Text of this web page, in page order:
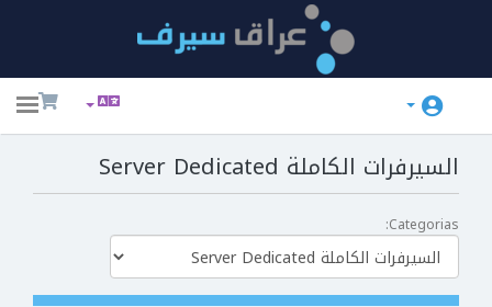
السيرفرات الكاملة Server Dedicated
Categorias: